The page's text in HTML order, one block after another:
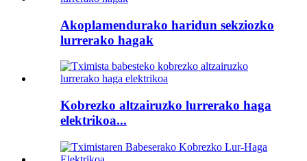
Akoplamendurako haridun sekziozko
lurrerako hagak
Kobrezko altzairuzko lurrerako haga
elektrikoa...